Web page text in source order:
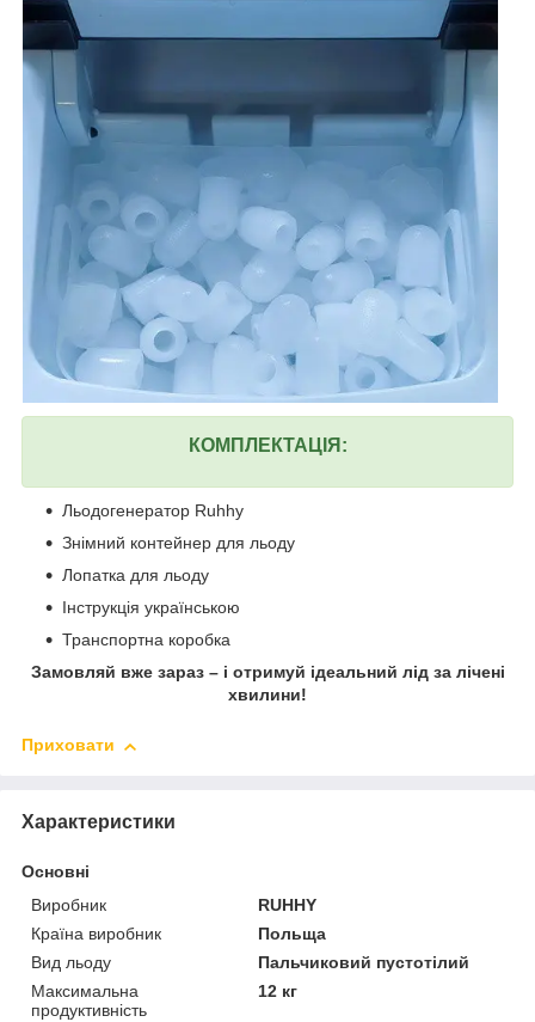
КОМПЛЕКТАЦІЯ:
Льодогенератор Ruhhy
Знімний контейнер для льоду
Лопатка для льоду
Інструкція українською
Транспортна коробка
Замовляй вже зараз – і отримуй ідеальний лід за лічені
хвилини!
Приховати
Характеристики
Основні
Виробник
RUHHY
Країна виробник
Польща
Вид льоду
Пальчиковий пустотілий
Максимальна
продуктивність
12 кг